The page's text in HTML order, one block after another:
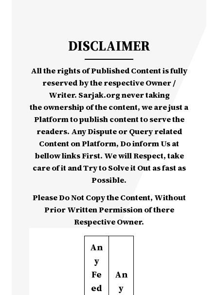
DISCLAIMER
All the rights of Published Content is fully
reserved by the respective Owner /
Writer. Sarjak.org never taking
the ownership of the content, we are just a
Platform to publish content to serve the
readers. Any Dispute or Query related
Content on Platform, Do inform Us at
bellow links First. We will Respect, take
care of it and Try to Solve it Out as fast as
Possible.
Please Do Not Copy the Content, Without
Prior Written Permission of there
Respective Owner.
An
y
Fe
ed
An
y